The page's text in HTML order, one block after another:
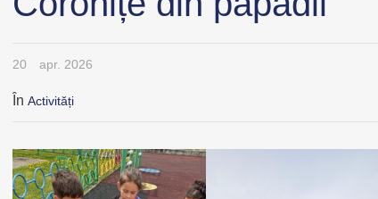
20 apr. 2026
În Activități